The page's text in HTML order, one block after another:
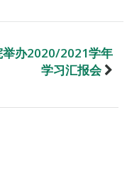
举办2020/2021学年
学习汇报会